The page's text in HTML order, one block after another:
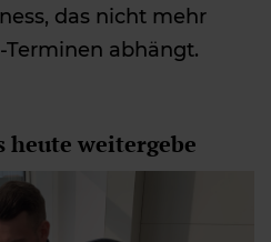
das nicht mehr
Terminen abhängt.
heute weitergebe